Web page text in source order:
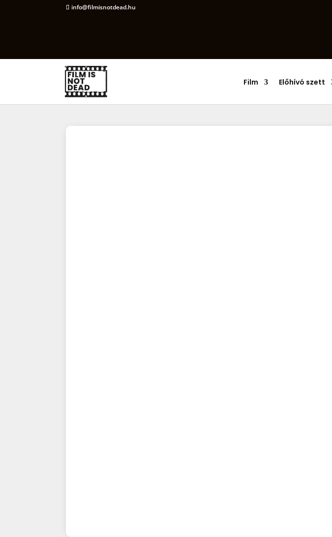
info@filmisnotdead.hu
Film Előhívó szett